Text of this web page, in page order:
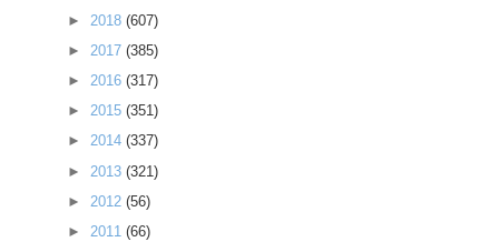
► 2018 (607)
► 2017 (385)
► 2016 (317)
► 2015 (351)
► 2014 (337)
► 2013 (321)
► 2012 (56)
► 2011 (66)